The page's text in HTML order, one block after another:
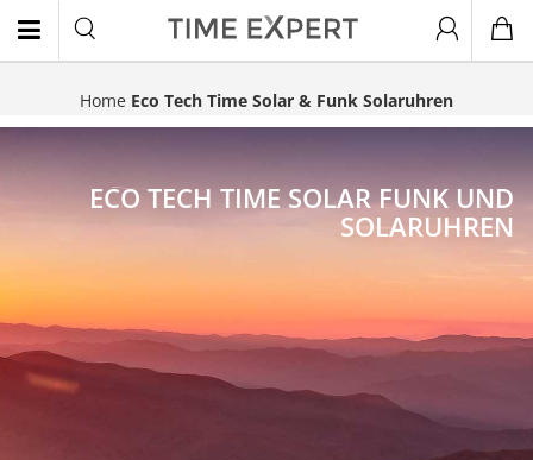
Home Eco Tech Time Solar & Funk Solaruhren
ECO TECH TIME SOLAR FUNK UND
SOLARUHREN